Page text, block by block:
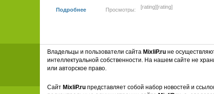
[rating] [rating]
Подробнее Просмотры:
Владельцы и пользователи сайта MixliP.ruне
интеллектуальной собственности. На нашем сайте не
или авторское право.
Сайт MixliP.ruпредставляет собой набор новостей и